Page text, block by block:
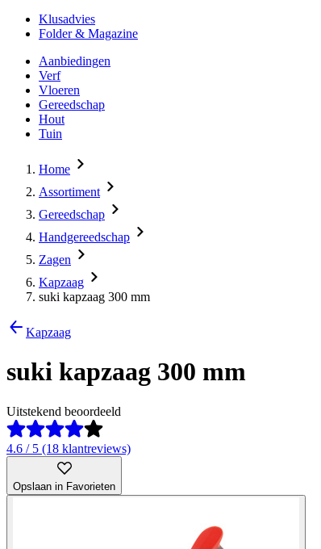
Klusadvies
Folder & Magazine
Aanbiedingen
Verf
Vloeren
Gereedschap
Hout
Tuin
Home
Assortiment
Gereedschap
Handgereedschap
Zagen
Kapzaag
suki kapzaag 300 mm
Kapzaag
suki kapzaag 300 mm
Uitstekend beoordeeld
4.6 / 5 (18 klantreviews)
Opslaan in Favorieten